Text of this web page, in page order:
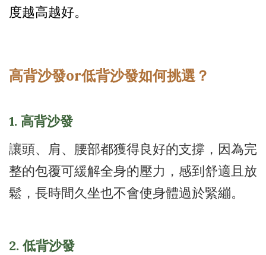
度越高越好。
高背沙發or低背沙發如何挑選？
1. 高背沙發
讓頭、肩、腰部都獲得良好的支撐，因為完
整的包覆可緩解全身的壓力，感到舒適且放
鬆，長時間久坐也不會使身體過於緊繃。
2. 低背沙發